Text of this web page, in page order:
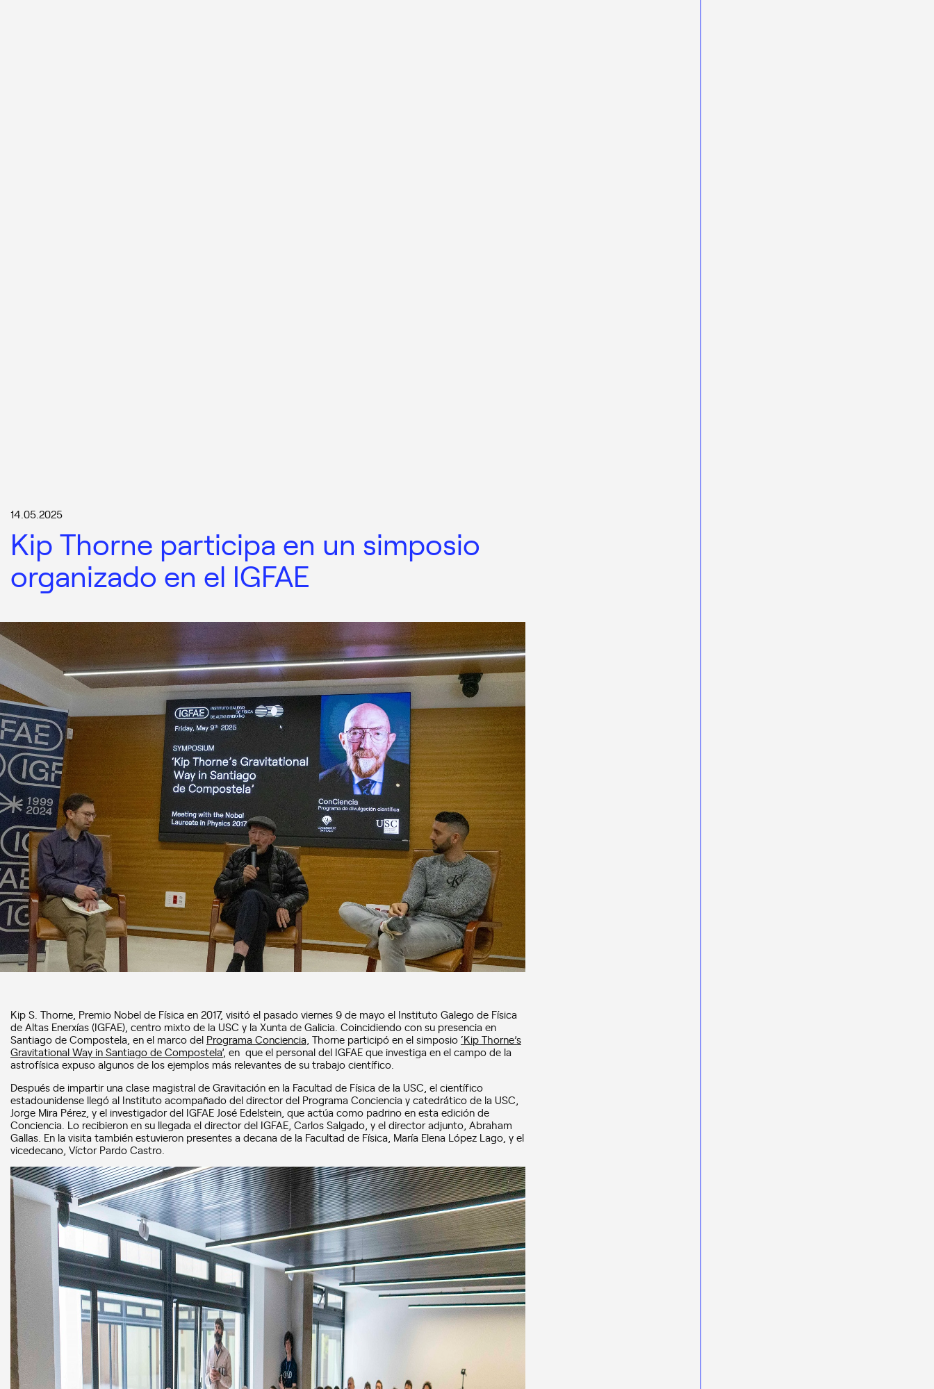
14.05.2025
Kip Thorne participa en un simposio
organizado en el IGFAE
Kip S. Thorne, Premio Nobel de Física en 2017, visitó el pasado viernes 9 de mayo el Instituto Galego de Física
de Altas Enerxías (IGFAE), centro mixto de la USC y la Xunta de Galicia. Coincidiendo con su presencia en
Santiago de Compostela, en el marco del Programa Conciencia, Thorne participó en el simposio ‘Kip Thorne’s
Gravitational Way in Santiago de Compostela’, en que el personal del IGFAE que investiga en el campo de la
astrofísica expuso algunos de los ejemplos más relevantes de su trabajo científico.
Después de impartir una clase magistral de Gravitación en la Facultad de Física de la USC, el científico
estadounidense llegó al Instituto acompañado del director del Programa Conciencia y catedrático de la USC,
Jorge Mira Pérez, y el investigador del IGFAE José Edelstein, que actúa como padrino en esta edición de
Conciencia. Lo recibieron en su llegada el director del IGFAE, Carlos Salgado, y el director adjunto, Abraham
Gallas. En la visita también estuvieron presentes a decana de la Facultad de Física, María Elena López Lago, y el
vicedecano, Víctor Pardo Castro.